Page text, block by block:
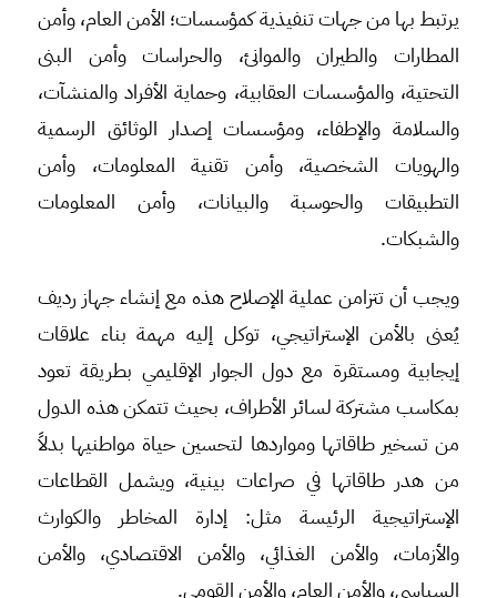
يرتبط بها من جهات تنفيذية كمؤسسات؛ الأمن العام، وأمن
المطارات والطيران والموانئ، والحراسات وأمن البنى
التحتية، والمؤسسات العقابية، وحماية الأفراد والمنشآت،
والسلامة والإطفاء، ومؤسسات إصدار الوثائق الرسمية
والهويات الشخصية، وأمن تقنية المعلومات، وأمن
التطبيقات والحوسبة والبيانات، وأمن المعلومات
والشبكات.
ويجب أن تتزامن عملية الإصلاح هذه مع إنشاء جهاز رديف
يُعنى بالأمن الإستراتيجي، توكل إليه مهمة بناء علاقات
إيجابية ومستقرة مع دول الجوار الإقليمي بطريقة تعود
بمكاسب مشتركة لسائر الأطراف، بحيث تتمكن هذه الدول
من تسخير طاقاتها ومواردها لتحسين حياة مواطنيها بدلاً
من هدر طاقاتها في صراعات بينية، ويشمل القطاعات
الإستراتيجية الرئيسة مثل: إدارة المخاطر والكوارث
والأزمات، والأمن الغذائي، والأمن الاقتصادي، والأمن
السياسي، والأمن العام، والأمن القومي.